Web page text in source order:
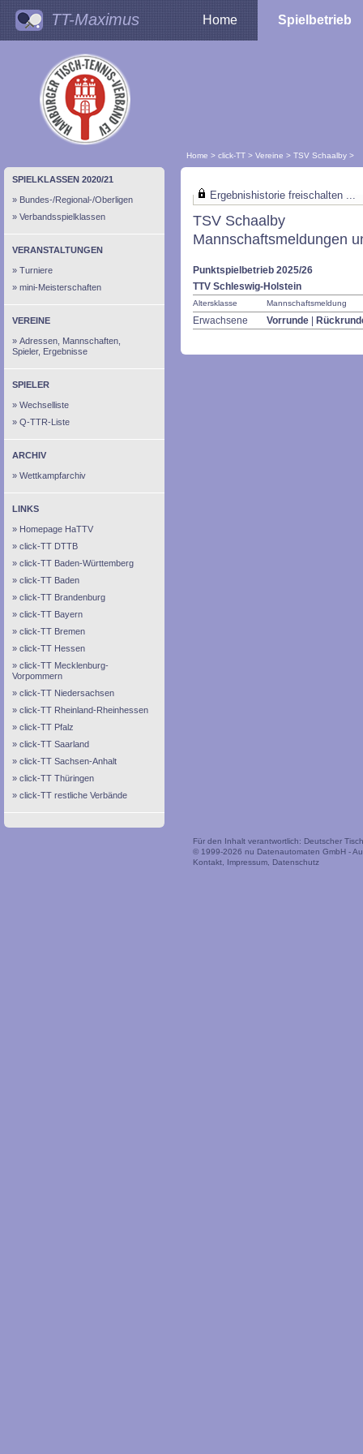
TT-Maximus Home Spielbetrieb
Home > click-TT > Vereine > TSV Schaalby >
SPIELKLASSEN 2020/21
Bundes-/Regional-/Oberligen
Verbandsspielklassen
VERANSTALTUNGEN
Turniere
mini-Meisterschaften
VEREINE
Adressen, Mannschaften,
Spieler, Ergebnisse
SPIELER
Wechselliste
Q-TTR-Liste
ARCHIV
Wettkampfarchiv
LINKS
Homepage HaTTV
click-TT DTTB
click-TT Baden-Württemberg
click-TT Baden
click-TT Brandenburg
click-TT Bayern
click-TT Bremen
click-TT Hessen
click-TT Mecklenburg-
Vorpommern
click-TT Niedersachsen
click-TT Rheinland-Rheinhessen
click-TT Pfalz
click-TT Saarland
click-TT Sachsen-Anhalt
click-TT Thüringen
click-TT restliche Verbände
Ergebnishistorie freischalten ...
TSV Schaalby
Mannschaftsmeldungen
Punktspielbetrieb 2025/26
TTV Schleswig-Holstein
Altersklasse Mannschaftsmeldung
Erwachsene Vorrunde
Für den Inhalt verantwortlich: Deutscher
© 1999-2026 nu Datenautomaten GmbH -
Kontakt
Impressum Datenschutz